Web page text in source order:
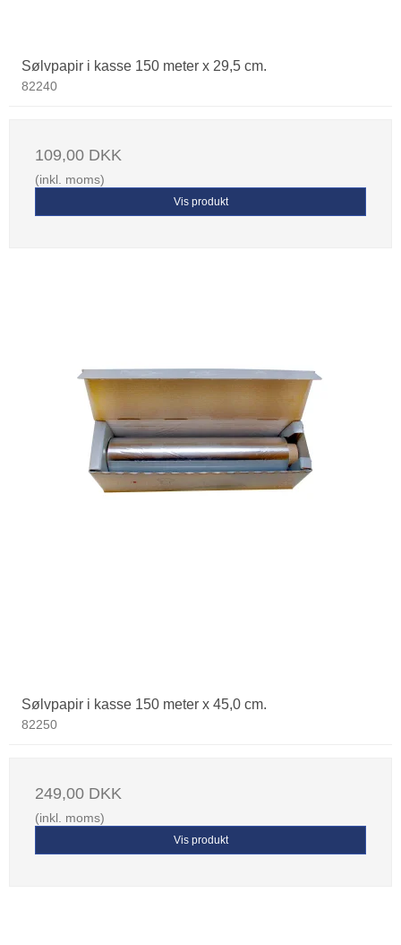
Sølvpapir i kasse 150 meter x 29,5 cm.
82240
109,00 DKK
(inkl. moms)
Vis produkt
Sølvpapir i kasse 150 meter x 45,0 cm.
82250
249,00 DKK
(inkl. moms)
Vis produkt